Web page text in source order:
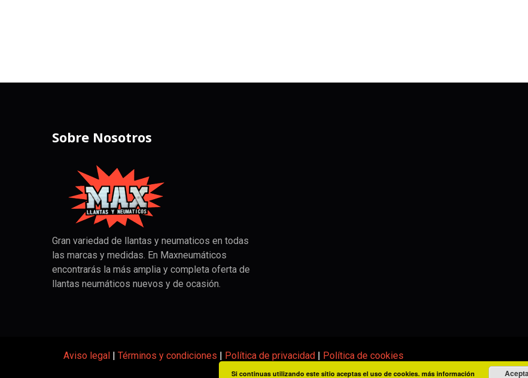
Sobre Nosotros
Gran variedad de llantas y neumaticos en todas
las marcas y medidas. En Maxneumáticos
encontrarás la más amplia y completa oferta de
llantas neumáticos nuevos y de ocasión.
Aviso legal| Términos y condiciones | Política de privacidad| Política de cookies
Si continuas utilizando este sitio aceptas el uso de cookies. más información